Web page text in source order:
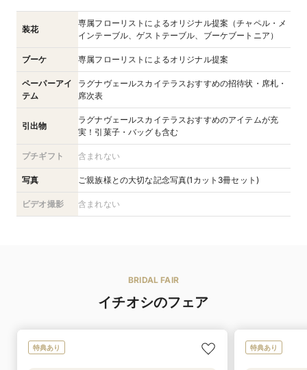
装花
専属フローリストによるオリジナル提案（チャペル・メ
インテーブル、ゲストテーブル、ブーケブートニア）
ブーケ 専属フローリストによるオリジナル提案
ペーパーアイ
テム
ラグナヴェールスカイテラスおすすめの招待状・席札・
席次表
引出物
ラグナヴェールスカイテラスおすすめのアイテムが充
実！引菓子・バッグも含む
プチギフト 含まれない
写真 ご親族様との大切な記念写真(1カット3冊セット)
ビデオ撮影 含まれない
BRIDAL FAIR
イチオシのフェア
特典あり 特典あり